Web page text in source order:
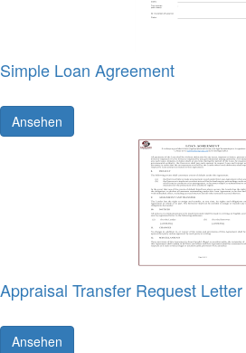
Simple Loan Agreement
Ansehen
Appraisal Transfer Request Letter
Ansehen